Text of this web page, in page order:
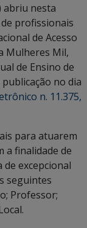
abriu nesta
profissionais
de Acesso
Mulheres Mil,
de Ensino de
no dia
n. 11.375,
para atuarem
a finalidade de
excepcional
seguintes
Professor;